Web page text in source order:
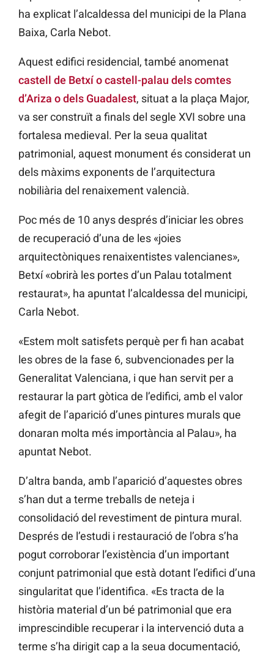
ha explicat l’alcaldessa del municipi de la Plana
Baixa, Carla Nebot.
Aquest edifici residencial, també anomenat
castell de Betxí o castell-palau dels comtes
d’Ariza o dels Guadalest, situat a la plaça Major,
va ser construït a finals del segle XVI sobre una
fortalesa medieval. Per la seua qualitat
patrimonial, aquest monument és considerat un
dels màxims exponents de l’arquitectura
nobiliària del renaixement valencià.
Poc més de 10 anys després d’iniciar les obres
de recuperació d’una de les «joies
arquitectòniques renaixentistes valencianes»,
Betxí «obrirà les portes d’un Palau totalment
restaurat», ha apuntat l’alcaldessa del municipi,
Carla Nebot.
«Estem molt satisfets perquè per fi han acabat
les obres de la fase 6, subvencionades per la
Generalitat Valenciana, i que han servit per a
restaurar la part gòtica de l’edifici, amb el valor
afegit de l’aparició d’unes pintures murals que
donaran molta més importància al Palau», ha
apuntat Nebot.
D’altra banda, amb l’aparició d’aquestes obres
s’han dut a terme treballs de neteja i
consolidació del revestiment de pintura mural.
Després de l’estudi i restauració de l’obra s’ha
pogut corroborar l’existència d’un important
conjunt patrimonial que està dotant l’edifici d’una
singularitat que l’identifica. «Es tracta de la
història material d’un bé patrimonial que era
imprescindible recuperar i la intervenció duta a
terme s’ha dirigit cap a la seua documentació,